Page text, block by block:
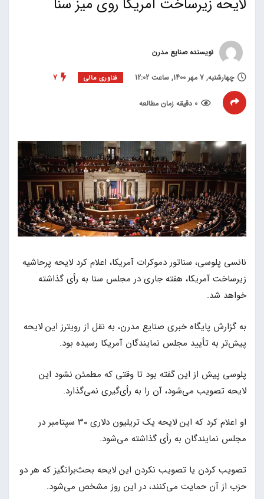
لایحه زیرساخت آمریکا روی میز سنا
نویسنده صنایع مدرن
چهارشنبه, 7 مهر 1400, ساعت 12:02 فناوری مالی 7
0 دقیقه زمان مطالعه
نانسی پلوسی، سناتور دموکرات آمریکا، اعلام کرد لایحه پرحاشیه
زیرساخت آمریکا، هفته جاری در مجلس سنا به رأی گذاشته
خواهد شد.
به گزارش پایگاه خبری صنایع مدرن، به نقل از رویترز این لایحه
پیش‌تر به تأیید مجلس نمایندگان آمریکا رسیده بود.
پلوسی پیش از این گفته بود تا وقتی که مطمئن نشود این
لایحه تصویب می‌شود، آن را به رأی‌گیری نمی‌گذارد.
او اعلام کرد که این لایحه یک تریلیون دلاری ۳۰ سپتامبر در
مجلس نمایندگان به رأی گذاشته می‌شود.
تصویب کردن یا تصویب نکردن این لایحه بحث‌برانگیز که هر دو
حزب از آن حمایت می‌کنند، در این روز مشخص می‌شود.